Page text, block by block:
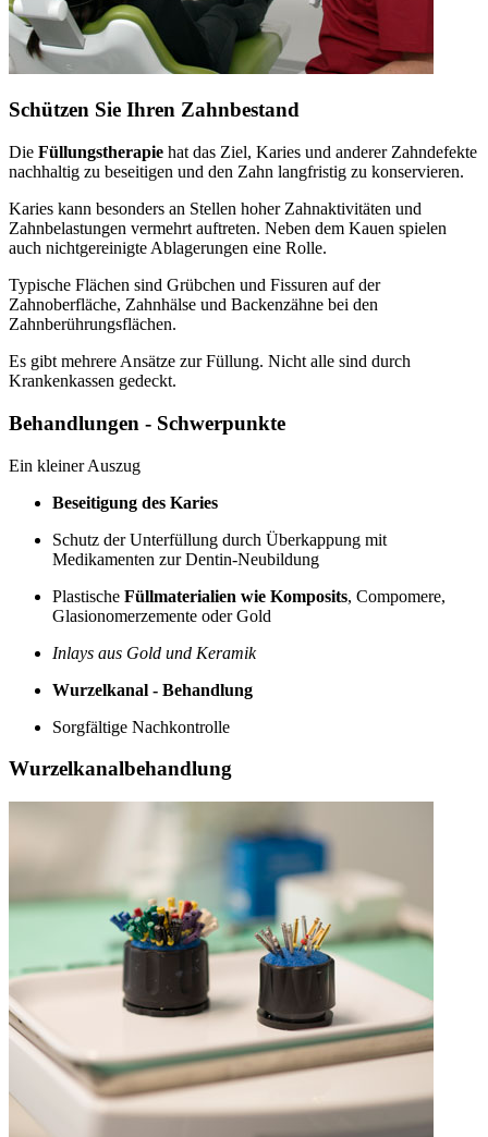
Schützen Sie Ihren Zahnbestand
Die Füllungstherapie hat das Ziel, Karies und anderer Zahndefekte
nachhaltig zu beseitigen und den Zahn langfristig zu konservieren.
Karies kann besonders an Stellen hoher Zahnaktivitäten und
Zahnbelastungen vermehrt auftreten. Neben dem Kauen spielen
auch nichtgereinigte Ablagerungen eine Rolle.
Typische Flächen sind Grübchen und Fissuren auf der
Zahnoberfläche, Zahnhälse und Backenzähne bei den
Zahnberührungsflächen.
Es gibt mehrere Ansätze zur Füllung. Nicht alle sind durch
Krankenkassen gedeckt.
Behandlungen - Schwerpunkte
Ein kleiner Auszug
Beseitigung des Karies
Schutz der Unterfüllung durch Überkappung mit
Medikamenten zur Dentin-Neubildung
Plastische Füllmaterialien wie Komposits, Compomere,
Glasionomerzemente oder Gold
Inlays aus Gold und Keramik
Wurzelkanal - Behandlung
Sorgfältige Nachkontrolle
Wurzelkanalbehandlung